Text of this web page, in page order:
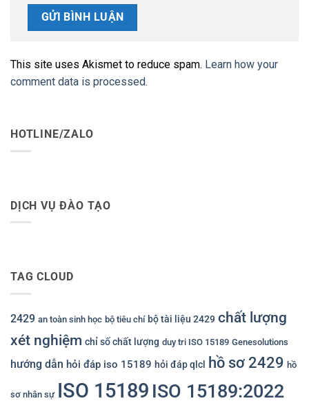
This site uses Akismet to reduce spam. Learn how your
comment data is processed.
HOTLINE/ZALO
DỊCH VỤ ĐÀO TẠO
TAG CLOUD
2429 an toàn sinh học bộ tiêu chí bộ tài liệu 2429 chất lượng
xét nghiệm chỉ số chất lượng duy tri ISO 15189 Genesolutions
hướng dẫn hỏi đáp iso 15189 hỏi đáp qlcl hồ sơ 2429 hồ
sơ nhân sự ISO 15189 ISO 15189:2022